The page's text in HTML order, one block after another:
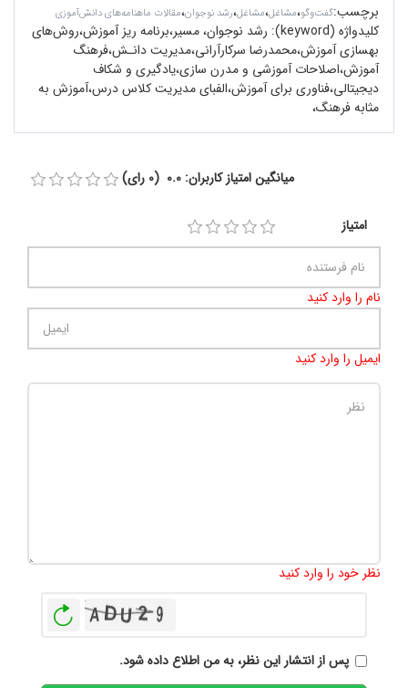
برچسب:گفت‌وگو،مشاغل،مشاغل،رشد نوجوان،مقالات ماهنامه‌های دانش‌آموزی
کلیدواژه (keyword):
رشد نوجوان، مسیر،برنامه‌ ریز آموزش،روش‌های
بهسازی آموزش،محمدرضا سرکارآرانی،مد‌یریت د‌انـش،فرهنگ
آموزش،اصلاحات آموزشى و مد‌رن سازى،یاد‌گیری و شکاف
دیجیتالی،فناورى براى آموزش،الفبای مد‌یریت کلاس د‌رس،آموزش به
مثابه فرهنگ،
میانگین امتیاز کاربران: 0.0 (0 رای)
امتیاز
نام را وارد کنید
ایمیل را وارد کنید
نظر خود را وارد کنید
پس از انتشار این نظر، به من اطلاع داده شود.